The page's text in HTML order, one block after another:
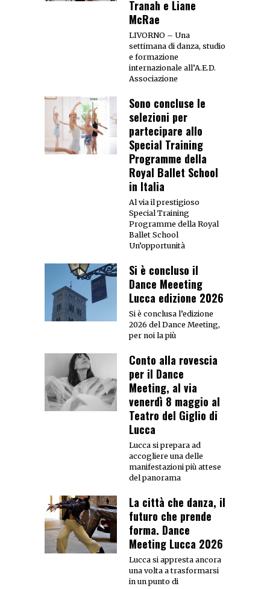
Tranah e Liane
McRae
LIVORNO – Una
settimana di danza, studio
e formazione
internazionale all’A.E.D.
Associazione
Sono concluse le
selezioni per
partecipare allo
Special Training
Programme della
Royal Ballet School
in Italia
Al via il prestigioso
Special Training
Programme della Royal
Ballet School
Un’opportunità
Si è concluso il
Dance Meeeting
Lucca edizione 2026
Si è conclusa l’edizione
2026 del Dance Meeting,
per noi la più
Conto alla rovescia
per il Dance
Meeting, al via
venerdì 8 maggio al
Teatro del Giglio di
Lucca
Lucca si prepara ad
accogliere una delle
manifestazioni più attese
del panorama
La città che danza, il
futuro che prende
forma. Dance
Meeting Lucca 2026
Lucca si appresta ancora
una volta a trasformarsi
in un punto di